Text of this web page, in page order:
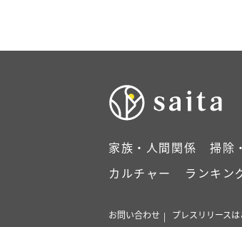
家族・人間関係 掃除
カルチャー
ランキン
お問い合わせ プレスリリース